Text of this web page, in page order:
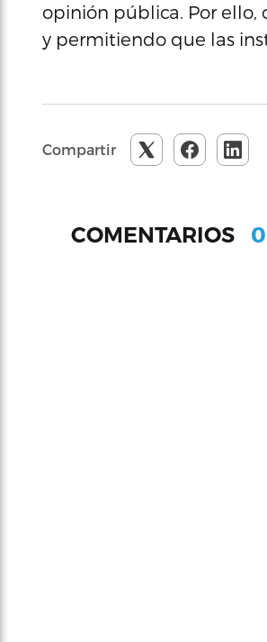
opinión pública. Por
y permitiendo que las
Compartir
COMENTARIOS 0